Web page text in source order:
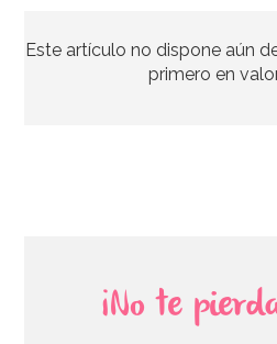
Este artículo no dispone aún
primero en
¡No te